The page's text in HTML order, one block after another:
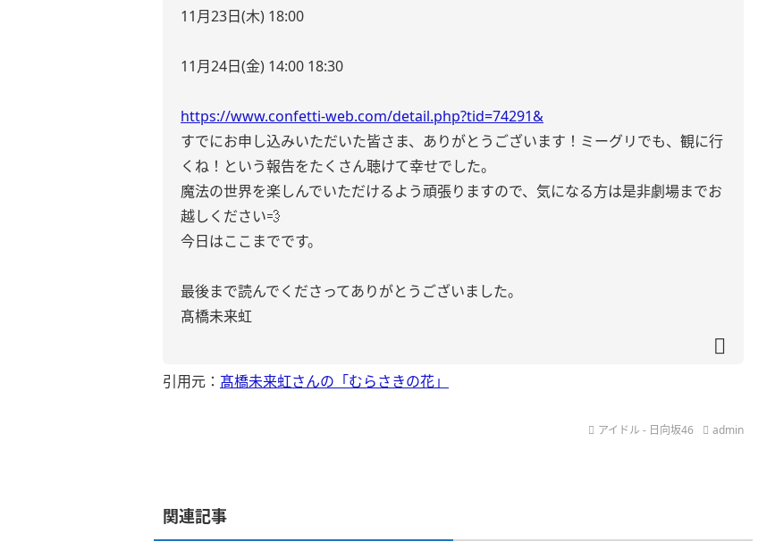
11月23日(木) 18:00
11月24日(金) 14:00 18:30
https://www.confetti-web.com/detail.php?tid=74291&
すでにお申し込みいただいた皆さま、ありがとうございます！ミーグリでも、観に行
くね！という報告をたくさん聴けて幸せでした。
魔法の世界を楽しんでいただけるよう頑張りますので、気になる方は是非劇場までお
越しください💨
今日はここまでです。
最後まで読んでくださってありがとうございました。
髙橋未来虹
引用元： 髙橋未来虹さんの「むらさきの花」
アイドル - 日向坂46 admin
関連記事